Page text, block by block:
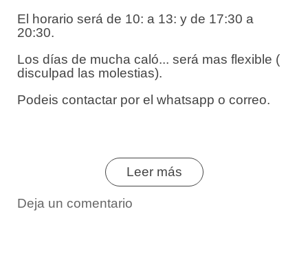
El horario será de 10: a 13: y de 17:30 a
20:30.
Los días de mucha caló... será mas flexible (
disculpad las molestias).
Podeis contactar por el whatsapp o correo.
Leer más
Deja un comentario